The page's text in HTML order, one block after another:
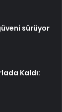
sürüyor
Kaldı: